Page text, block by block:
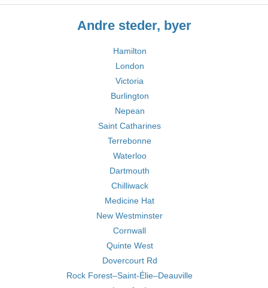
Andre steder, byer
Hamilton
London
Victoria
Burlington
Nepean
Saint Catharines
Terrebonne
Waterloo
Dartmouth
Chilliwack
Medicine Hat
New Westminster
Cornwall
Quinte West
Dovercourt Rd
Rock Forest–Saint-Élie–Deauville